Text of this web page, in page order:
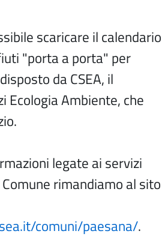
scaricare il calendario
"porta a porta" per
da CSEA, il
Ecologia Ambiente, che
legate ai servizi
rimandiamo al sito
comuni/paesana/.